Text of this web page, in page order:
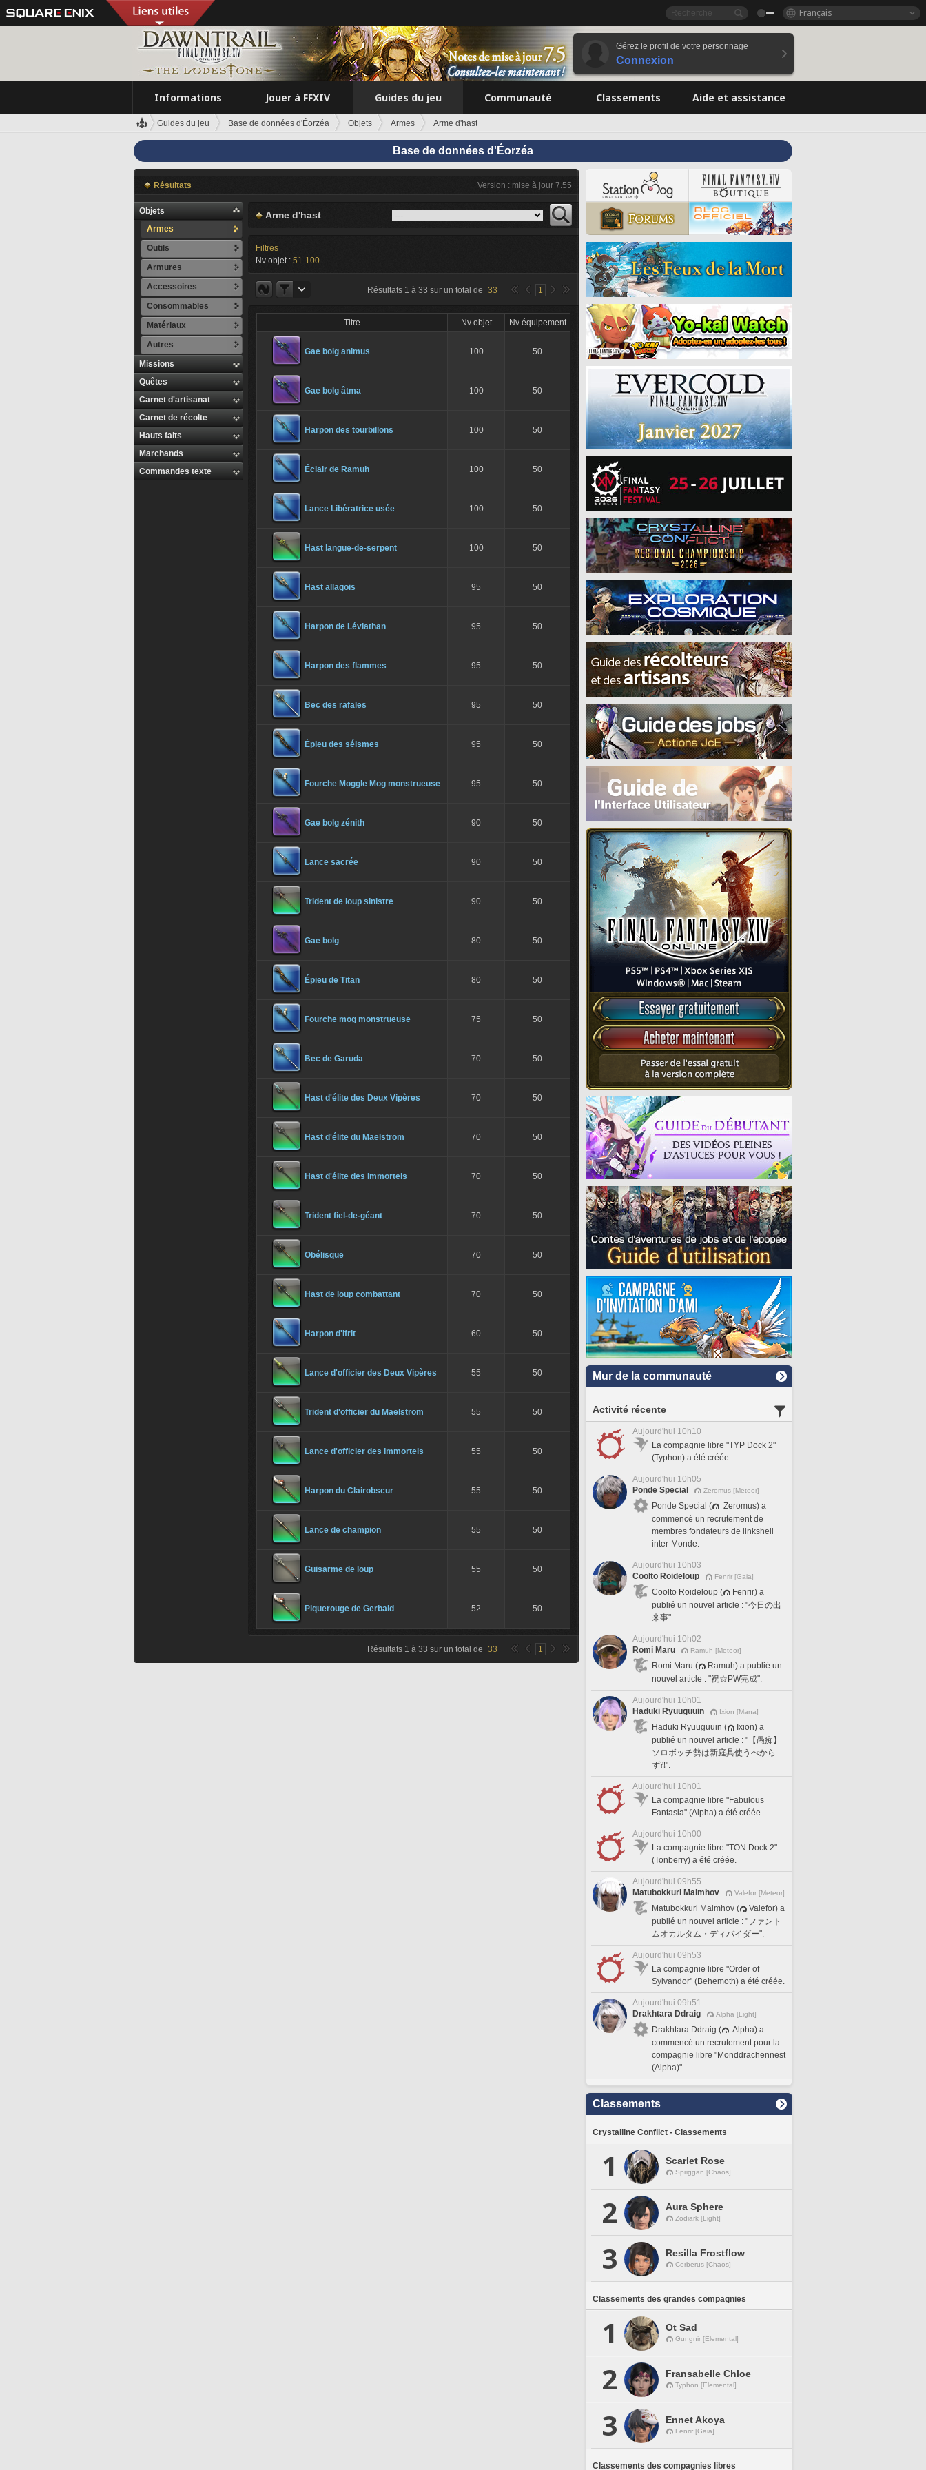
Français
Gérez le profil de votre personnage
Connexion
Informations Jouer à FFXIV Guides du jeu Communauté Classements Aide et assistance
Guides du jeu Base de données d'Éorzéa Objets Armes Arme d'hast
Base de données d'Éorzéa
Résultats Version : mise à jour 7.55
Objets
Armes
Outils
Armures
Accessoires
Consommables
Matériaux
Autres
Missions
Quêtes
Carnet d'artisanat
Carnet de récolte
Hauts faits
Marchands
Commandes texte
Arme d'hast
Filtres
Nv objet : 51-100
Résultats 1 à 33 sur un total de 33 1
Titre Nv objet Nv équipement
Gae bolg animus 100 50
Gae bolg âtma 100 50
Harpon des tourbillons 100 50
Éclair de Ramuh 100 50
Lance Libératrice usée 100 50
Hast langue-de-serpent 100 50
Hast allagois 95 50
Harpon de Léviathan 95 50
Harpon des flammes 95 50
Bec des rafales 95 50
Épieu des séismes 95 50
Fourche Moggle Mog monstrueuse 95 50
Gae bolg zénith 90 50
Lance sacrée 90 50
Trident de loup sinistre 90 50
Gae bolg 80 50
Épieu de Titan 80 50
Fourche mog monstrueuse 75 50
Bec de Garuda 70 50
Hast d'élite des Deux Vipères 70 50
Hast d'élite du Maelstrom 70 50
Hast d'élite des Immortels 70 50
Trident fiel-de-géant 70 50
Obélisque 70 50
Hast de loup combattant 70 50
Harpon d'Ifrit 60 50
Lance d'officier des Deux Vipères 55 50
Trident d'officier du Maelstrom 55 50
Lance d'officier des Immortels 55 50
Harpon du Clairobscur 55 50
Lance de champion 55 50
Guisarme de loup 55 50
Piquerouge de Gerbald 52 50
Résultats 1 à 33 sur un total de 33 1
Mur de la communauté
Activité récente
Aujourd'hui 10h10
La compagnie libre "TYP Dock 2"
(Typhon) a été créée.
Aujourd'hui 10h05
Ponde Special
Zeromus [Meteor]
Ponde Special (
Zeromus) a
commencé un recrutement de
membres fondateurs de linkshell
inter-Monde.
Aujourd'hui 10h03
Coolto Roideloup
Fenrir [Gaia]
Coolto Roideloup (
Fenrir) a
publié un nouvel article : "今日の出
来事".
Aujourd'hui 10h02
Romi Maru
Ramuh [Meteor]
Romi Maru (
Ramuh) a publié un
nouvel article : "祝☆PW完成".
Aujourd'hui 10h01
Haduki Ryuuguuin
Ixion [Mana]
Haduki Ryuuguuin (
Ixion) a
publié un nouvel article : "【愚痴】
ソロボッチ勢は新庭具使うべから
ず⁈".
Aujourd'hui 10h01
La compagnie libre "Fabulous
Fantasia" (Alpha) a été créée.
Aujourd'hui 10h00
La compagnie libre "TON Dock 2"
(Tonberry) a été créée.
Aujourd'hui 09h55
Matubokkuri Maimhov
Valefor [Meteor]
Matubokkuri Maimhov (
Valefor) a
publié un nouvel article : "ファント
ムオカルタム・ディバイダー".
Aujourd'hui 09h53
La compagnie libre "Order of
Sylvandor" (Behemoth) a été créée.
Aujourd'hui 09h51
Drakhtara Ddraig
Alpha [Light]
Drakhtara Ddraig (
Alpha) a
commencé un recrutement pour la
compagnie libre "Monddrachennest
(Alpha)".
Classements
Crystalline Conflict - Classements
1 Scarlet Rose
Spriggan [Chaos]
2 Aura Sphere
Zodiark [Light]
3 Resilla Frostflow
Cerberus [Chaos]
Classements des grandes compagnies
1 Ot Sad
Gungnir [Elemental]
2 Fransabelle Chloe
Typhon [Elemental]
3 Ennet Akoya
Fenrir [Gaia]
Classements des compagnies libres